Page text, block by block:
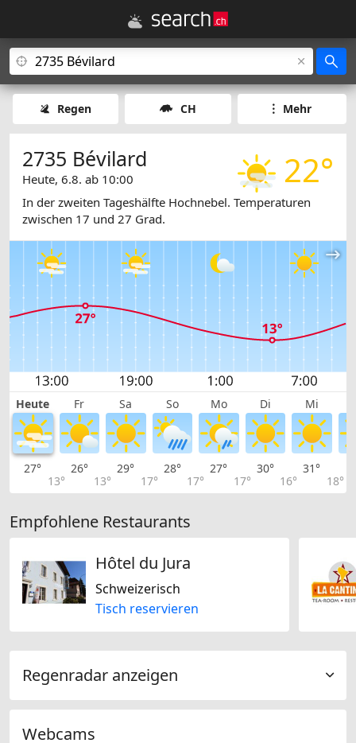
Regen CH Mehr
22°
2735 Bévilard
Heute, 6.8. ab 10:00
In der zweiten Tageshälfte Hochnebel. Temperaturen
zwischen 17 und 27 Grad.
Heute Fr Sa So Mo Di Mi
27°
13°
26°
13°
29°
17°
28°
17°
27°
17°
30°
16°
31°
18°
Empfohlene Restaurants
Hôtel du Jura
Schweizerisch
Tisch reservieren
Regenradar anzeigen
Webcams